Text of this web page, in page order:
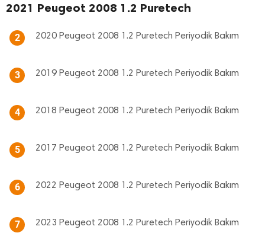
2021 Peugeot 2008 1.2 Puretech
2 2020 Peugeot 2008 1.2 Puretech Periyodik Bakım
3 2019 Peugeot 2008 1.2 Puretech Periyodik Bakım
4 2018 Peugeot 2008 1.2 Puretech Periyodik Bakım
5 2017 Peugeot 2008 1.2 Puretech Periyodik Bakım
6 2022 Peugeot 2008 1.2 Puretech Periyodik Bakım
7 2023 Peugeot 2008 1.2 Puretech Periyodik Bakım